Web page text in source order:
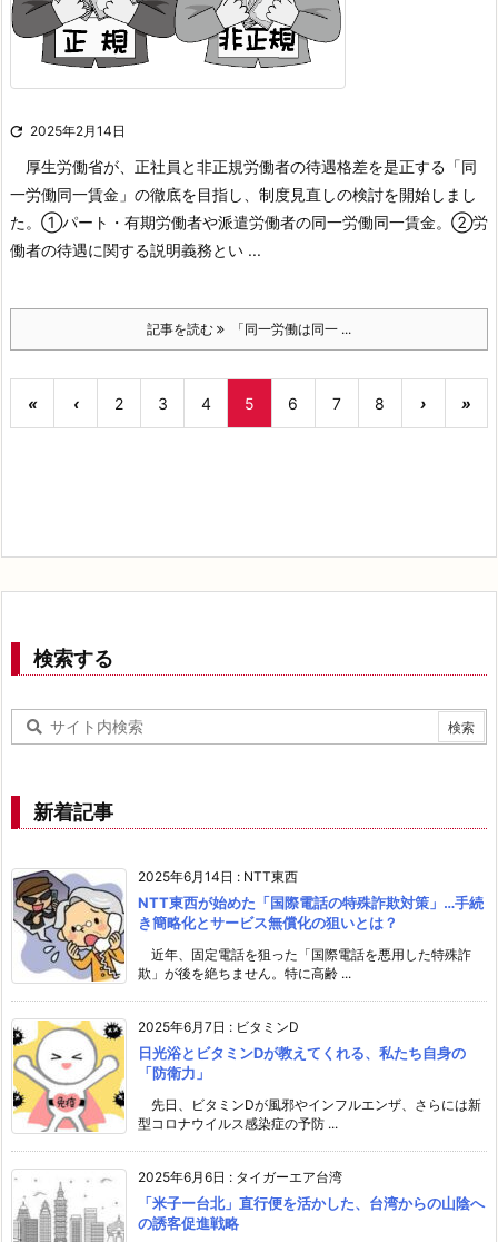
 2025年2月14日
厚生労働省が、正社員と非正規労働者の待遇格差を是正する「同
一労働同一賃金」の徹底を目指し、制度見直しの検討を開始しまし
た。 ①パート・有期労働者や派遣労働者の同一労働同一賃金。 ②労
働者の待遇に関する説明義務とい ...
記事を読む 「同一労働は同一 ...
« ‹ 2 3 4 5 6 7 8 › »
検索する
新着記事
2025年6月14日 : NTT東西
NTT東西が始めた「国際電話の特殊詐欺対策」…手続
き簡略化とサービス無償化の狙いとは？
近年、固定電話を狙った「国際電話を悪用した特殊詐
欺」が後を絶ちません。特に高齢 ...
2025年6月7日 : ビタミンD
日光浴とビタミンDが教えてくれる、私たち自身の
「防衛力」
先日、ビタミンDが風邪やインフルエンザ、さらには新
型コロナウイルス感染症の予防 ...
2025年6月6日 : タイガーエア台湾
「米子ー台北」直行便を活かした、台湾からの山陰へ
の誘客促進戦略